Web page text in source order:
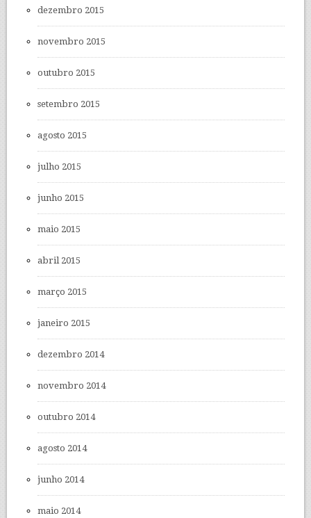
dezembro 2015
novembro 2015
outubro 2015
setembro 2015
agosto 2015
julho 2015
junho 2015
maio 2015
abril 2015
março 2015
janeiro 2015
dezembro 2014
novembro 2014
outubro 2014
agosto 2014
junho 2014
maio 2014